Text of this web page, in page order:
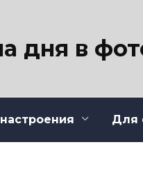
дня в
Для